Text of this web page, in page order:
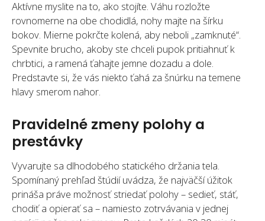
Aktívne myslite na to, ako stojíte. Váhu rozložte
rovnomerne na obe chodidlá, nohy majte na šírku
bokov. Mierne pokrčte kolená, aby neboli „zamknuté“.
Spevnite brucho, akoby ste chceli pupok pritiahnuť k
chrbtici, a ramená ťahajte jemne dozadu a dole.
Predstavte si, že vás niekto ťahá za šnúrku na temene
hlavy smerom nahor.
Pravidelné zmeny polohy a
prestávky
Vyvarujte sa dlhodobého statického držania tela.
Spomínaný prehľad štúdií uvádza, že najväčší úžitok
prináša práve možnosť striedať polohy – sedieť, stáť,
chodiť a opierať sa – namiesto zotrvávania v jednej